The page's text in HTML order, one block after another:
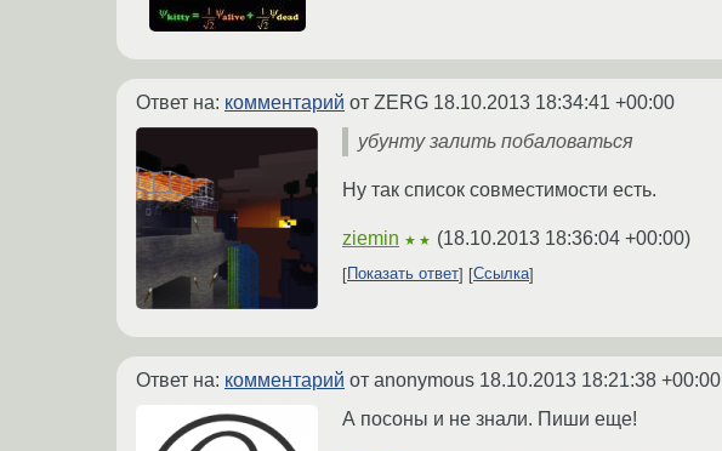
Ответ на: комментарий от ZERG 18.10.2013 18:34:41 +00:00
убунту залить побаловаться
Ну так список совместимости есть.
ziemin ★★ (18.10.2013 18:36:04 +00:00)
Показать ответ Ссылка
Ответ на: комментарий от anonymous 18.10.2013 18:21:38 +00:00
А посоны и не знали. Пиши еще!